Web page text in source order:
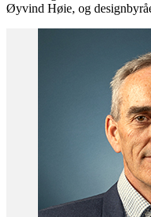
Øyvind Høie, og